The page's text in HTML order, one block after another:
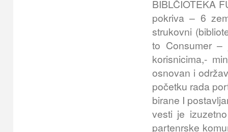
BIBLČIOTEKA
pokriva – 6
strukovni
to Consumer –
korisnicima,-
osnovan i
početku rada
birane I
vesti je
partenrske